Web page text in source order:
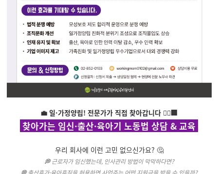
💼 일·가정양립! 전문가가 직접 찾아갑니다 🚶‍♂️🏢
찾아가는 임신·출산·육아기 노동법 상담 & 교육
우리 회사에 이런 고민 없으신가요? 🤔
💭근로자가 임신했는데, 인사관리 방법이 막막하다면?
💭출산휴가·육아휴직을 허용하면 사업주는 어떤 지원금을 받을 수 있을까?